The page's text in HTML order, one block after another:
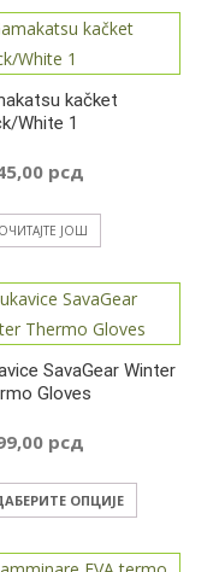
kačket
White 1
рсд
ЈОШ
SavaGear Winter
Gloves
рсд
ОПЦИЈЕ
има